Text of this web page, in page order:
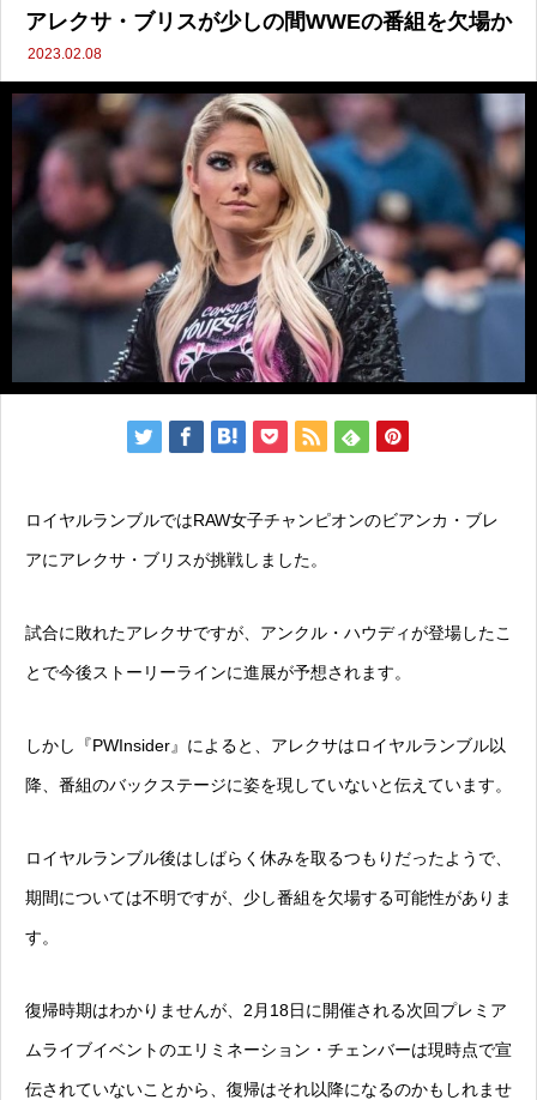
アレクサ・ブリスが少しの間WWEの番組を欠場か
2023.02.08
ロイヤルランブルではRAW女子チャンピオンのビアンカ・ブレ
アにアレクサ・ブリスが挑戦しました。
試合に敗れたアレクサですが、アンクル・ハウディが登場したこ
とで今後ストーリーラインに進展が予想されます。
しかし『PWInsider』によると、アレクサはロイヤルランブル以
降、番組のバックステージに姿を現していないと伝えています。
ロイヤルランブル後はしばらく休みを取るつもりだったようで、
期間については不明ですが、少し番組を欠場する可能性がありま
す。
復帰時期はわかりませんが、2月18日に開催される次回プレミア
ムライブイベントのエリミネーション・チェンバーは現時点で宣
伝されていないことから、復帰はそれ以降になるのかもしれませ